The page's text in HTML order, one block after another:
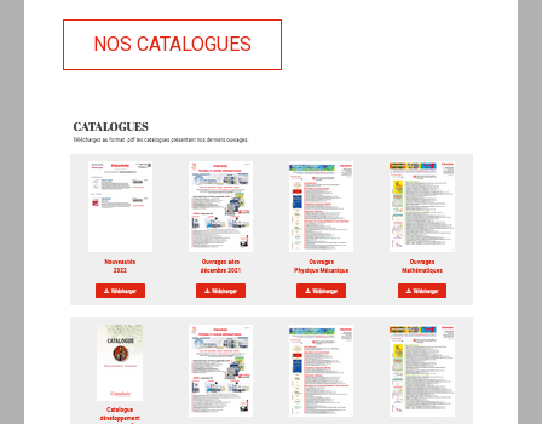
NOS CATALOGUES